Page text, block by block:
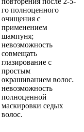
го полноценного
очищения с
применением
шампуня;
невозможность
совмещать
глазирование с
простым
окрашиванием волос.
невозможность
полноценной
маскировки седых
волос.